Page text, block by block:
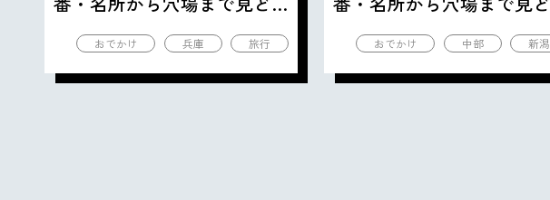
おでかけ 兵庫 旅行 おでかけ 中部 新潟